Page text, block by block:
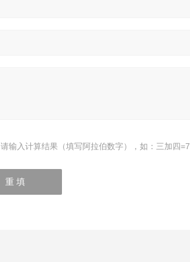
请输入计算结果（填写阿拉伯数字），如：三加四=7